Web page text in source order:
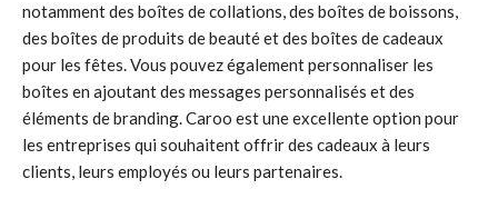
notamment des boîtes de collations, des boîtes de boissons,
des boîtes de produits de beauté et des boîtes de cadeaux
pour les fêtes. Vous pouvez également personnaliser les
boîtes en ajoutant des messages personnalisés et des
éléments de branding. Caroo est une excellente option pour
les entreprises qui souhaitent offrir des cadeaux à leurs
clients, leurs employés ou leurs partenaires.